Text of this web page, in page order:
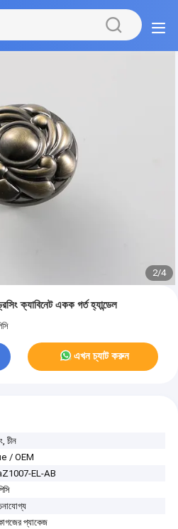
2/4
ক্যাবিনেট একক গর্ত হ্যান্ডেল
এখন চ্যাট করুন
চীন
/ OEM
EL-AB
প্যাকেজ